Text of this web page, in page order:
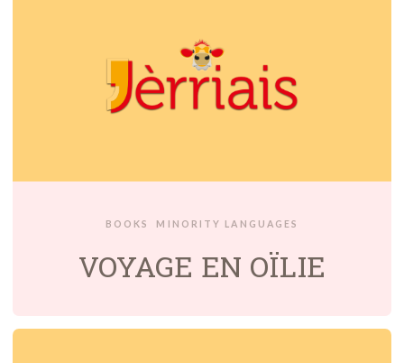
BOOKS MINORITY LANGUAGES
VOYAGE EN OÏLIE